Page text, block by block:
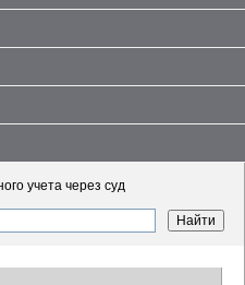
учета через суд